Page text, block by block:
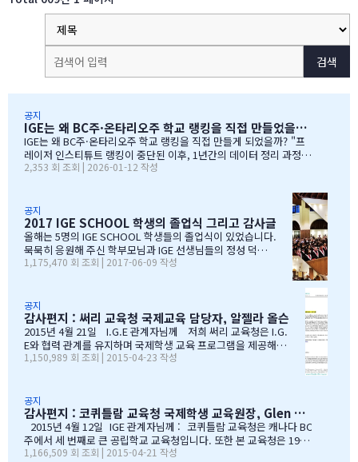
검색
공지
IGE는 왜 BC주·온타리오주 학교 랭킹을 직접 만들었을까?
IGE는 왜 BC주·온타리오주 학교 랭킹을 직접 만들게 되었을까? "프
레이저 인스티튜트 랭킹이 중단된 이후, 1년간의 데이터 정리 과정을
공유합니다" 처음부터 랭킹을 만들려던 건 아니었습니다 IGE도 그동
er Institute)의 랭킹을 참고해왔습니다. 학교 상담 시 참고 자료로
활용하기 좋았습니다. 그런데 문제가 생겼습니다. BC주 세컨더리 랭
킹이 지난 7~8년 동안 업데이트되지 않고 있었습니다. 최근 자료로 B
C주 세컨더리 학교들의 현황을 파악하고 싶었는데, 참고할 만한 데이
터가 없어 어려움이 있었습니다. 그래서 직접 자료를 찾아보기 시작
했습니다. '혹시 어딘가에 최신 학업 데이터가 있지 않을까?' 하는 마
2,353 회 조회 | 2026-01-12 작성
공지
2017 IGE SCHOOL 학생의 졸업식 그리고 감사글
올해는 5명의 IGE SCHOOL 학생들의 졸업식이 있었습니다.
묵묵히 응원해 주신 학부모님과 IGE 선생님들의 정성 덕에
모두 원하는 대학에 진학을 하게 되었음을 진심으로 감사드
1:52 39 읽음 한국시간으로 오늘 저녁 st.john졸업식이 시
작됩니다.오늘 졸업식에는 개인적인 사정으로 함께하지 못
하지만아쉬운 마음을 담아 함께 축하의 인사를 전합니다.오
늘 졸업식이 아이들만의 졸업식이 아닌몇년동안 저희 부모
를 대신해 앞장 서 이끌어 주신선생님들의 졸업식이라 해도
나조카처럼 야단도치시고 때로는 버릇없이 한 행동들에도너
그러이 이해해주신 조셉이사님,아이들의 구멍난 빈 자리를
말없이…
1,175,470 회 조회 | 2017-06-09 작성
공지
감사편지 : 써리 교육청 국제교육 담당자, 알젤라 올슨
2015년 4월 21일 I.G.E 관계자님께 저희 써리 교육청은 I.G.
E와 협력 관계를 유지하며 국제학생 교육 프로그램을 제공해올
수 있음에 만족하고 있습니다. I.G.E는 지난 10년간 써리 교육
수 있도록 많은 도움을 주었습니다. 특별히 정해종 대표님을 비
롯한 많은 I.G.E의 직원 여러분께서 종합적인 오리엔테이션과
정착서비스, 방과후 프로그램, 홈스테이 프로그램을 비롯한 다
양한 서비스를 제공해 주시는 등 물심양면의 지원을 해주셨습
니다. 이 같은 집중적 학습관리와 준비 프로그램, 그리고 지속
1,150,989 회 조회 | 2015-04-23 작성
공지
감사편지 : 코퀴틀람 교육청 국제학생 교육원장, Glen Conley
2015년 4월 12일 IGE 관계자님께 : 코퀴틀람 교육청은 캐나다 BC
주에서 세 번째로 큰 공립학교 교육청입니다. 또한 본 교육청은 1999
년부터 ‘국제학생 프로그램’을 제공해왔으며, 현재 캐나다에서 가장
1,166,509 회 조회 | 2015-04-21 작성